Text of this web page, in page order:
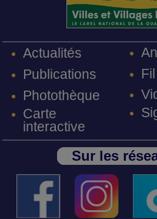
Actualités
Publications
Photothèque
Carte
interactive
Sur les